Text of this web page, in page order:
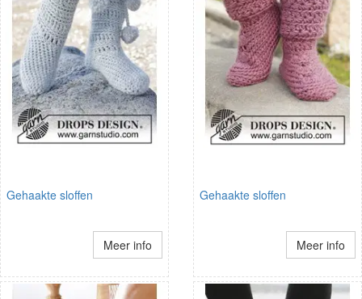
Gehaakte sloffen
Meer info
Gehaakte sloffen
Meer info